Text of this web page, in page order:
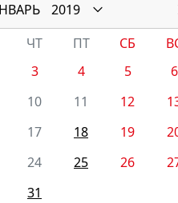
2019
ЧТ ПТ СБ
3 4 5
6
10 11 12
17 18 19
24 25 26
31